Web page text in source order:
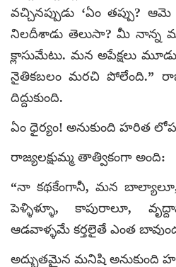
వచ్చినప్పుడు ‘ఏం తప్పు?
నిలదీశాడు తెలుసా? మీ
క్లాసుమేటు. మన అపేక్షలు
నైతికబలం మరచి పోలేంది.”
దిద్దుకుంది.
ఏం ధైర్యం! అనుకుంది హరిత
రాజ్యలక్షుమ్మ తాత్వికంగా అంది:
“నా కథకేంగానీ, మన
పెళ్ళిళ్ళూ, కాపురాలూ,
ఆడవాళ్ళమే కర్తలైతే ఎంత
అద్భుతమైన మనిషి అనుకుంది